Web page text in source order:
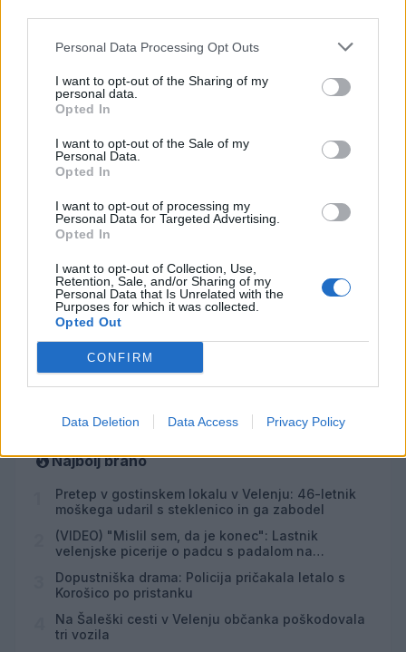
Personal Data Processing Opt Outs
I want to opt-out of the Sharing of my
personal data.
Opted In
I want to opt-out of the Sale of my
Personal Data.
Opted In
I want to opt-out of processing my
Personal Data for Targeted Advertising.
Opted In
I want to opt-out of Collection, Use,
Retention, Sale, and/or Sharing of my
Personal Data that Is Unrelated with the
Purposes for which it was collected.
Opted Out
CONFIRM
Data Deletion Data Access Privacy Policy
Failed to fetch
AVG
7
Pesem kita grbavca
18:00
AVG
7
Smrt Robina Hooda
20:30
AVG
7
Spin
08:00
AVG Večer pesmi Đorđa Balaševića
Najbolj brano
Pretep v gostinskem lokalu v Velenju: 46-letnik
moškega udaril s steklenico in ga zabodel
(VIDEO) "Mislil sem, da je konec": Lastnik
velenjske picerije o padcu s padalom na
Dopustniška drama: Policija pričakala letalo s
Korošico po pristanku
Na Šaleški cesti v Velenju občanka poškodovala
tri vozila